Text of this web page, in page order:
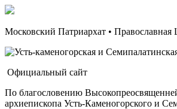
Московский Патриархат • Православная
Официальный сайт
По благословению
архиепископа Усть-Каменогорского и